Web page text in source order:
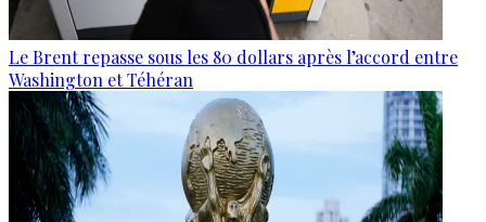
Le Brent repasse sous les 80 dollars après l’accord entre
Washington et Téhéran